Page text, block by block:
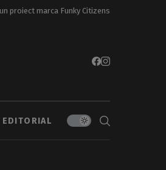
proiect marca Funky Citizens
EDITORIAL